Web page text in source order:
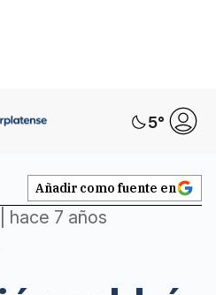
5°
Añadir como fuente en
hace 7 años